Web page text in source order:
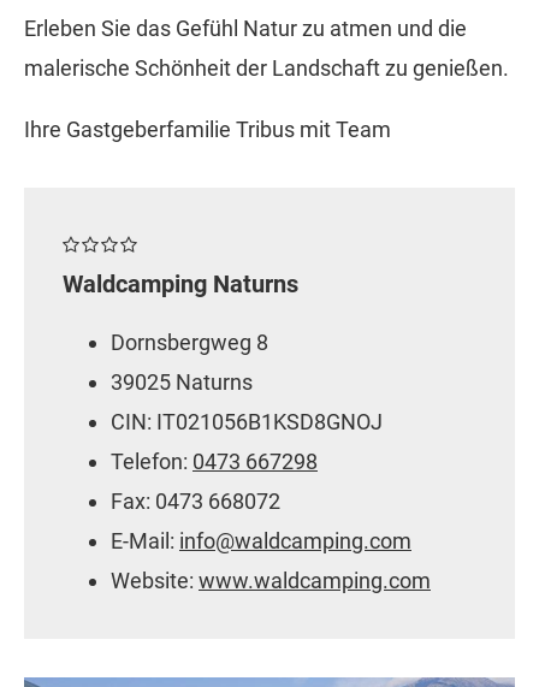
Erleben Sie das Gefühl Natur zu atmen und die
malerische Schönheit der Landschaft zu genießen.
Ihre Gastgeberfamilie Tribus mit Team
Waldcamping Naturns
Dornsbergweg 8
39025 Naturns
CIN: IT021056B1KSD8GNOJ
Telefon: 0473 667298
Fax: 0473 668072
E-Mail: info@waldcamping.com
Website: www.waldcamping.com